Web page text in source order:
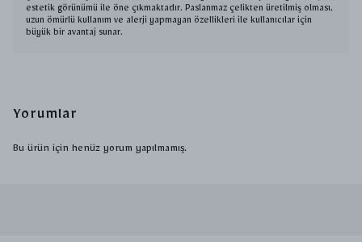
estetik görünümü ile öne çıkmaktadır. Paslanmaz çelikten üretilmiş olması,
uzun ömürlü kullanım ve alerji yapmayan özellikleri ile kullanıcılar için
büyük bir avantaj sunar.
Yorumlar
Bu ürün için henüz yorum yapılmamış.